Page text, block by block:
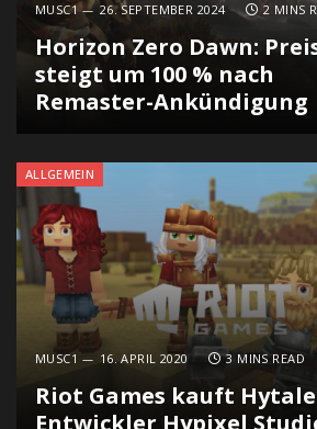
MUSC1 26. SEPTEMBER 2024 2 MINS
Horizon Zero Dawn:
steigt um 100 % nach
Remaster-Ankündigung
ALLGEMEIN
MUSC1 16. APRIL 2020 3 MINS READ
Riot Games kauft
Entwickler Hypixel